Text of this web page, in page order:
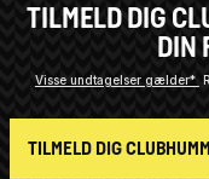
TILMELD DIG
DIN
Visse undtagelser gælder*
TILMELD DIG